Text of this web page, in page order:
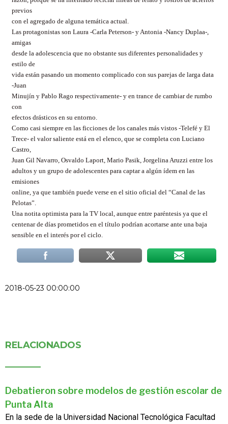
previos
con el agregado de alguna temática actual.
Las protagonistas son Laura -Carla Peterson- y Antonia -Nancy Duplaa-,
amigas
desde la adolescencia que no obstante sus diferentes personalidades y
estilo de
vida están pasando un momento complicado con sus parejas de larga data
-Juan
Minujín y Pablo Rago respectivamente- y en trance de cambiar de rumbo
con
efectos drásticos en su entorno.
Como casi siempre en las ficciones de los canales más vistos -Telefé y El
Trece- el valor saliente está en el elenco, que se completa con Luciano
Castro,
Juan Gil Navarro, Osvaldo Laport, Mario Pasik, Jorgelina Aruzzi entre los
adultos y un grupo de adolescentes para captar a algún ídem en las
emisiones
online, ya que también puede verse en el sitio oficial del “Canal de las
Pelotas”.
Una notita optimista para la TV local, aunque entre paréntesis ya que el
centenar de días prometidos en el título podrían acortarse ante una baja
sensible en el interés por el ciclo.
2018-05-23 00:00:00
RELACIONADOS
Debatieron sobre modelos de gestión escolar de
Punta Alta
En la sede de la Universidad Nacional Tecnológica Facultad